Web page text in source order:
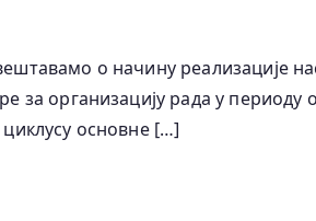
о начину реализације
за организацију рада у
основне […]